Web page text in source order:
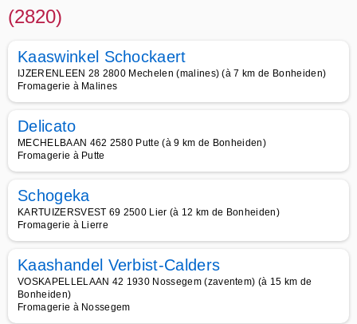
(2820)
Kaaswinkel Schockaert
IJZERENLEEN 28 2800 Mechelen (malines) (à 7 km de Bonheiden)
Fromagerie à Malines
Delicato
MECHELBAAN 462 2580 Putte (à 9 km de Bonheiden)
Fromagerie à Putte
Schogeka
KARTUIZERSVEST 69 2500 Lier (à 12 km de Bonheiden)
Fromagerie à Lierre
Kaashandel Verbist-Calders
VOSKAPELLELAAN 42 1930 Nossegem (zaventem) (à 15 km de
Bonheiden)
Fromagerie à Nossegem